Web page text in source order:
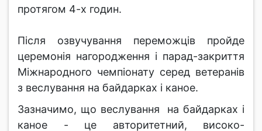
протягом 4-х годин.
Після озвучування переможців пройде
церемонія нагородження і парад-закриття
Міжнародного чемпіонату серед ветеранів
з веслування на байдарках і каное.
Зазначимо, що веслування на байдарках і
каное - це авторитетний, високо-